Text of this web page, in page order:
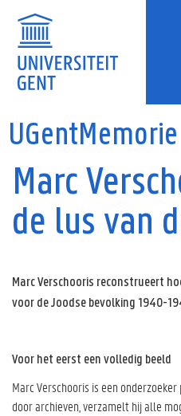
UGentMemorie
Marc
de lus van
Marc Verschooris reconstrueert
voor de Joodse bevolking 1940-
Voor het eerst een volledig beeld
Marc Verschooris is een
door archieven, verzamelt hij alle